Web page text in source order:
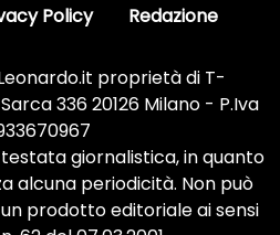
Policy Redazione
proprietà di T-
336 20126 Milano - P.Iva
giornalistica, in quanto
alcuna periodicità. Non può
prodotto editoriale ai sensi